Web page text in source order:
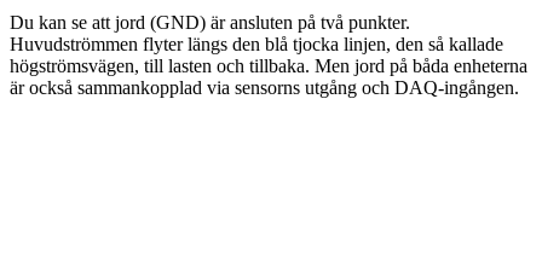
Du kan se att jord (GND) är ansluten på två punkter.
Huvudströmmen flyter längs den blå tjocka linjen, den så kallade
högströmsvägen, till lasten och tillbaka. Men jord på båda enheterna
är också sammankopplad via sensorns utgång och DAQ-ingången.